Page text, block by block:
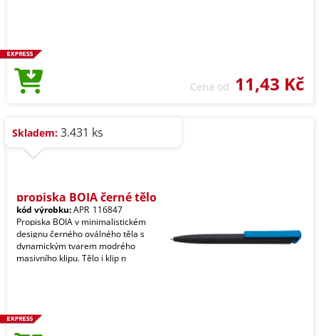
Cena od 11,43 Kč
Skladem: 3.431 ks
propiska BOIA černé tělo
kód výrobku:APR_116847
Propiska BOIA v minimalistickém
designu černého oválného těla s
dynamickým tvarem modrého
masivního klipu. Tělo i klip n